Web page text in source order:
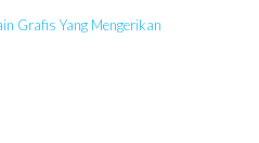
Grafis Yang Mengerikan